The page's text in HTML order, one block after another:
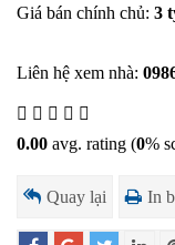
Giá bán chính chủ: 3
Liên hệ xem nhà:
0.00 avg. rating (0%
Quay lại In